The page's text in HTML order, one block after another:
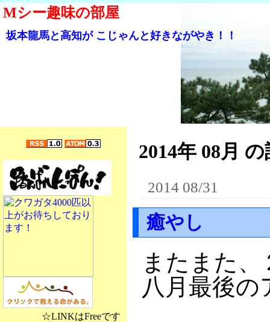
Mシー趣味の部屋
坂本龍馬と高知が こじゃんと好きながやき！！
☆LINKはFreeです
2014年 08月
2014 08/31
癒やし
またまた
八月最後